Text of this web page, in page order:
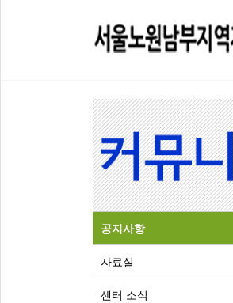
공지사항
자료실
센터 소식